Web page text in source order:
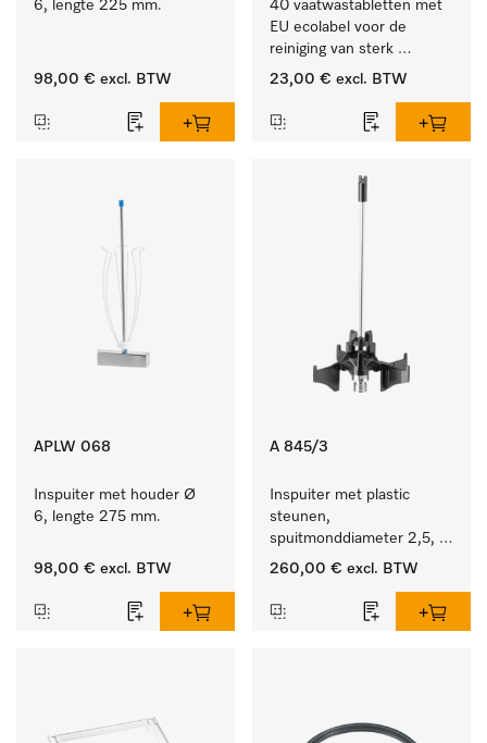
6, lengte 225 mm.
98,00 € excl. BTW
40 vaatwastabletten met
EU ecolabel voor de
reiniging van sterk
vervuild serviesgoed,
23,00 € excl. BTW
APLW 068
Inspuiter met houder Ø
6, lengte 275 mm.
98,00 € excl. BTW
A 845/3
Inspuiter met plastic
steunen,
spuitmonddiameter 2,5,
lengte 125 mm, 20 stuks.
260,00 € excl. BTW